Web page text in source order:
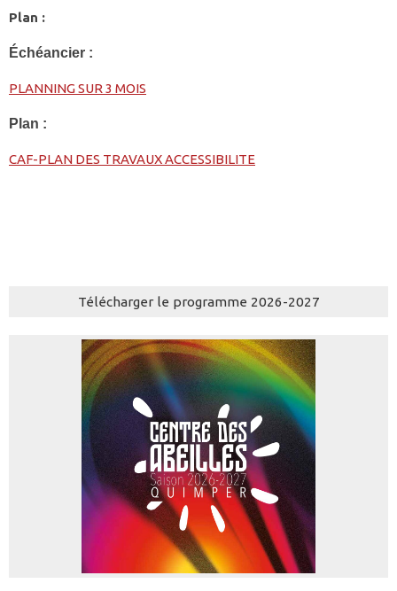
Plan :
Échéancier :
PLANNING SUR 3 MOIS
Plan :
CAF-PLAN DES TRAVAUX ACCESSIBILITE
Télécharger le programme 2026-2027